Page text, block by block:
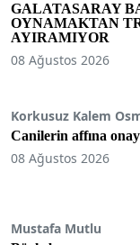
GALATASARAY
OYNAMAKTAN
AYIRAMIYOR
08 Ağustos 2026
Korkusuz Kalem
Canilerin affına
08 Ağustos 2026
Mustafa Mutlu